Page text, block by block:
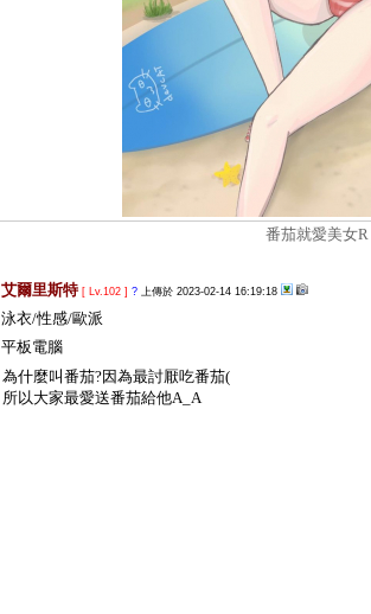
番茄就愛美女R
艾爾里斯特[ Lv.102 ] ? 上傳於 2023-02-14 16:19:18
泳衣/性感/歐派
平板電腦
為什麼叫番茄?因為最討厭吃番茄(
所以大家最愛送番茄給他A_A